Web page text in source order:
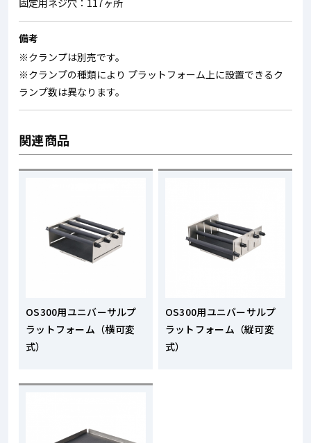
固定用ネジ穴：117ヶ所
備考
※クランプは別売です。
※クランプの種類により プラットフォーム上に設置できるク
ランプ数は異なります。
関連商品
OS300用ユニバーサルプ
ラットフォーム（横可変
式）
OS300用ユニバーサルプ
ラットフォーム（縦可変
式）